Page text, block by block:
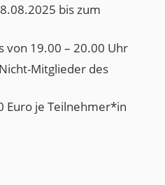
bis zum
von 19.00 – 20.00 Uhr
Mitglieder des
Euro je Teilnehmer*in